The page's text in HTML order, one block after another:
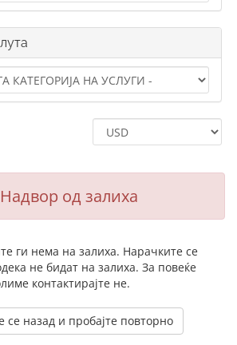
Надвор од залиха
ги нема на залиха. Нарачките се
не бидат на залиха. За повеќе
контактирајте не.
назад и пробајте повторно